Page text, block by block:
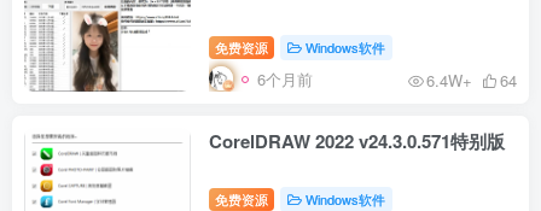
免费资源 Windows软件
6个月前 6.4W+ 64
CorelDRAW 2022 v24.3.0.571特别版
免费资源 Windows软件